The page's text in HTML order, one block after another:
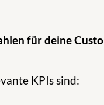
für deine
KPIs sind: